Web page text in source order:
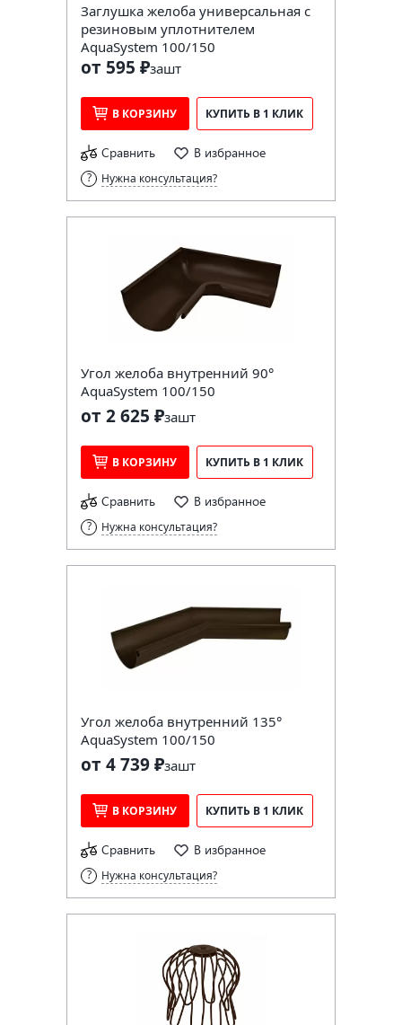
Заглушка желоба универсальная с
резиновым уплотнителем
AquaSystem 100/150
от 595 ₽зашт
В КОРЗИНУ КУПИТЬ В 1 КЛИК
Сравнить В избранное
Нужна консультация?
Угол желоба внутренний 90°
AquaSystem 100/150
от 2 625 ₽зашт
В КОРЗИНУ КУПИТЬ В 1 КЛИК
Сравнить В избранное
Нужна консультация?
Угол желоба внутренний 135°
AquaSystem 100/150
от 4 739 ₽зашт
В КОРЗИНУ КУПИТЬ В 1 КЛИК
Сравнить В избранное
Нужна консультация?